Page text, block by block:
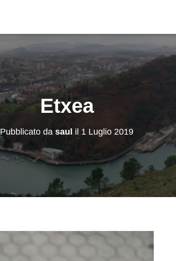
Etxea
Pubblicato da saul il 1 Luglio 2019